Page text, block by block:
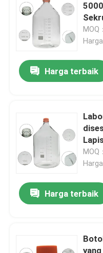
Harga terbaik
Harga terbaik